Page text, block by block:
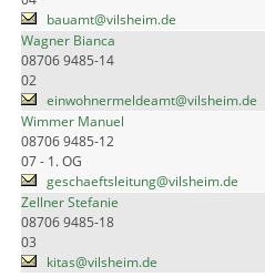
bauamt@vilsheim.de
Wagner Bianca
08706 9485-14
02
einwohnermeldeamt@vilsheim.de
Wimmer Manuel
08706 9485-12
07 - 1. OG
geschaeftsleitung@vilsheim.de
Zellner Stefanie
08706 9485-18
03
kitas@vilsheim.de